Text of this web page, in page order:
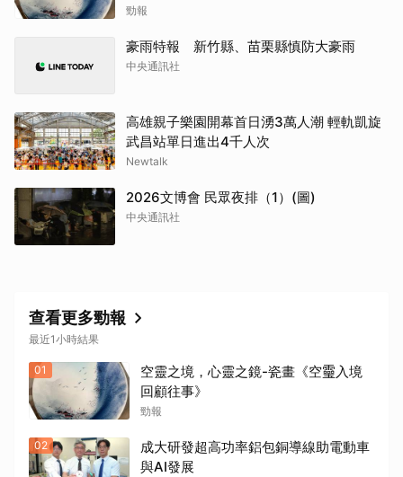
勁報
豪雨特報 新竹縣、苗栗縣慎防大豪雨
中央通訊社
高雄親子樂園開幕首日湧3萬人潮 輕軌凱旋
武昌站單日進出4千人次
Newtalk
2026文博會 民眾夜排（1）(圖)
中央通訊社
查看更多勁報
最近1小時結果
01
空靈之境，心靈之鏡-瓷畫《空𩆜入境
回顧往事》
勁報
02
成大研發超高功率鋁包銅導線助電動車
與AI發展